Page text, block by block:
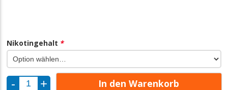
*
Nikotingehalt
In den Warenkorb